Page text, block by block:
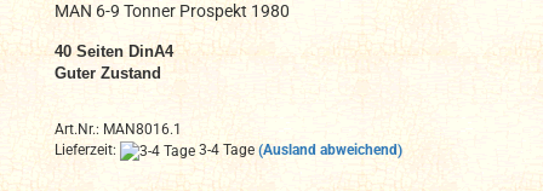
MAN 6-9 Tonner Prospekt 1980
40Seiten DinA4
Guter Zustand
Art.Nr.: MAN8016.1
Lieferzeit:
3-4 Tage (Ausland abweichend)